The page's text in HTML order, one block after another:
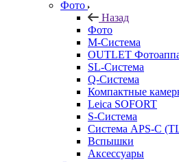
Фото
Назад
Фото
M-Система
OUTLET
SL-Система
Q-Cистема
Компактные
Leica SOFORT
S-Система
Система APS-C
Вспышки
Аксессуары